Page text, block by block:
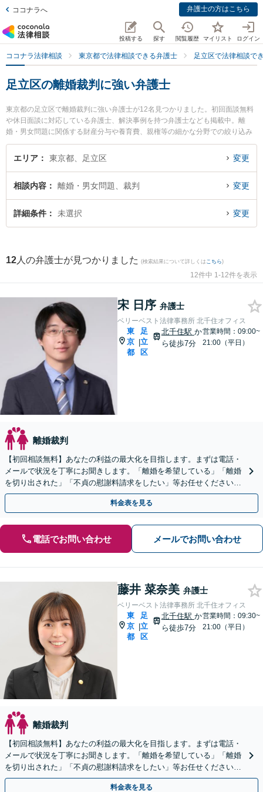
ココナラへ 弁護士の方はこちら
投稿する 探す 閲覧履歴 マイリスト ログイン
ココナラ法律相談 東京都で法律相談できる弁護士 足立区で法律相談で
足立区の離婚裁判に強い弁護士
東京都の足立区で離婚裁判に強い弁護士が12名見つかりました。初回面談無料
や休日面談に対応している弁護士、解決事例を持つ弁護士なども掲載中。離
婚・男女問題に関係する財産分与や養育費、親権等の細かな分野での絞り込み
検索もでき便利です。特にベリーベスト法律事務所 北千住オフィスの宋 日序弁
護士やベリーベスト法律事務所 北千住オフィスの藤井 菜奈美弁護士、法律事務
ぐに弁護士に相談したい』『離婚裁判のトラブル解決の実績豊富な近くの弁護
士を検索したい』『初回相談無料で離婚裁判を法律相談できる足立区内の弁護
士に相談予約したい』などでお困りの相談者さんにおすすめです。
エリア 東京都、足立区 変更
相談内容 離婚・男女問題、裁判 変更
詳細条件 未選択 変更
12 人の弁護士が見つかりました (検索結果について詳しくは こちら)
12件中 1-12件を表示
宋 日序 弁護士
ベリーベスト法律事務所 北千住オフィス
東
京
都
|
足
立
区
北千住駅 か
ら徒歩7分
営業時間：09:00~
21:00（平日）
離婚裁判
【初回相談無料】あなたの利益の最大化を目指します。まずは電話・
メールで状況を丁寧にお聞きします。「離婚を希望している」「離婚
を切り出された」「不貞の慰謝料請求をしたい」等お任せください。
【リーズナブルな料金設定】
料金表を見る
電話でお問い合わせ メールでお問い合わせ
藤井 菜奈美 弁護士
ベリーベスト法律事務所 北千住オフィス
東
京
都
|
足
立
区
北千住駅 か
ら徒歩7分
営業時間：09:30~
21:00（平日）
離婚裁判
【初回相談無料】あなたの利益の最大化を目指します。まずは電話・
メールで状況を丁寧にお聞きします。「離婚を希望している」「離婚
を切り出された」「不貞の慰謝料請求をしたい」等お任せください。
【リーズナブルな料金設定】
料金表を見る